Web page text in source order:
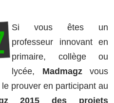
Si vous êtes un
professeur innovant en
primaire, collège ou
lycée, Madmagzvous
prouver en participant au
2015 des projets